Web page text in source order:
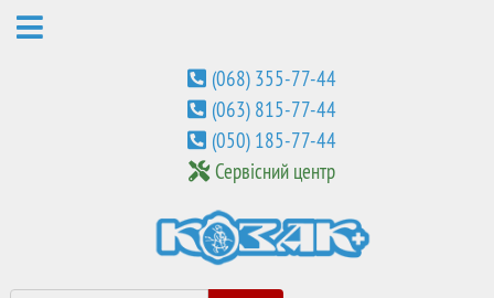
(068) 355-77-44
(063) 815-77-44
(050) 185-77-44
Сервісний центр